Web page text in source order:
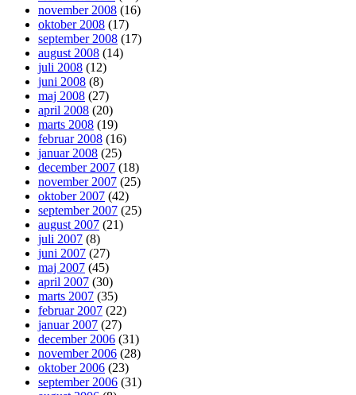
november 2008 (16)
oktober 2008 (17)
september 2008 (17)
august 2008 (14)
juli 2008 (12)
juni 2008 (8)
maj 2008 (27)
april 2008 (20)
marts 2008 (19)
februar 2008 (16)
januar 2008 (25)
december 2007 (18)
november 2007 (25)
oktober 2007 (42)
september 2007 (25)
august 2007 (21)
juli 2007 (8)
juni 2007 (27)
maj 2007 (45)
april 2007 (30)
marts 2007 (35)
februar 2007 (22)
januar 2007 (27)
december 2006 (31)
november 2006 (28)
oktober 2006 (23)
september 2006 (31)